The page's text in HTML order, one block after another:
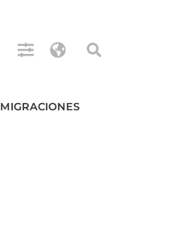
MIGRACIONES